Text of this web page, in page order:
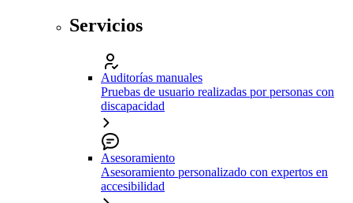
Servicios
Auditorías manuales
Pruebas de usuario realizadas por personas con
discapacidad
Asesoramiento
Asesoramiento personalizado con expertos en
accesibilidad